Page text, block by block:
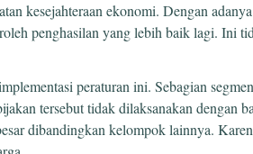
kesejahteraan ekonomi. Dengan
penghasilan yang lebih baik lagi. Ini
peraturan ini. Sebagian
tersebut tidak dilaksanakan dengan
dibandingkan kelompok lainnya.